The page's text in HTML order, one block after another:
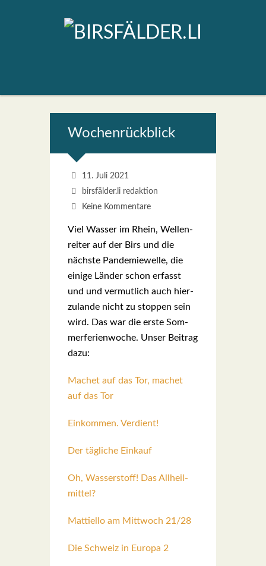
Wochen­rück­blick
11. Juli 2021
birsfälder.li redaktion
Keine Kommentare
Viel Was­ser im Rhein, Wel­len­
rei­ter auf der Birs und die
nächs­te Pan­de­mie­wel­le, die
eini­ge Län­der schon erfasst
und und ver­mut­lich auch hier­
zu­lan­de nicht zu stop­pen sein
wird. Das war die ers­te Som­
mer­fe­ri­en­wo­che. Unser Bei­trag
dazu:
Machet auf das Tor, machet
auf das Tor
Ein­kom­men. Ver­dient!
Der täg­li­che Ein­kauf
Oh, Was­ser­stoff! Das All­heil­
mit­tel?
Mat­ti­el­lo am Mitt­woch 21/28
Die Schweiz in Euro­pa 2